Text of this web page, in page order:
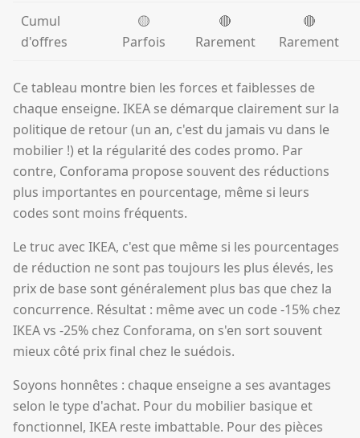
Cumul
d'offres
🟡
Parfois
🔴
Rarement
🔴
Rarement
Ce tableau montre bien les forces et faiblesses de
chaque enseigne. IKEA se démarque clairement sur la
politique de retour (un an, c'est du jamais vu dans le
mobilier !) et la régularité des codes promo. Par
contre, Conforama propose souvent des réductions
plus importantes en pourcentage, même si leurs
codes sont moins fréquents.
Le truc avec IKEA, c'est que même si les pourcentages
de réduction ne sont pas toujours les plus élevés, les
prix de base sont généralement plus bas que chez la
concurrence. Résultat : même avec un code -15% chez
IKEA vs -25% chez Conforama, on s'en sort souvent
mieux côté prix final chez le suédois.
Soyons honnêtes : chaque enseigne a ses avantages
selon le type d'achat. Pour du mobilier basique et
fonctionnel, IKEA reste imbattable. Pour des pièces